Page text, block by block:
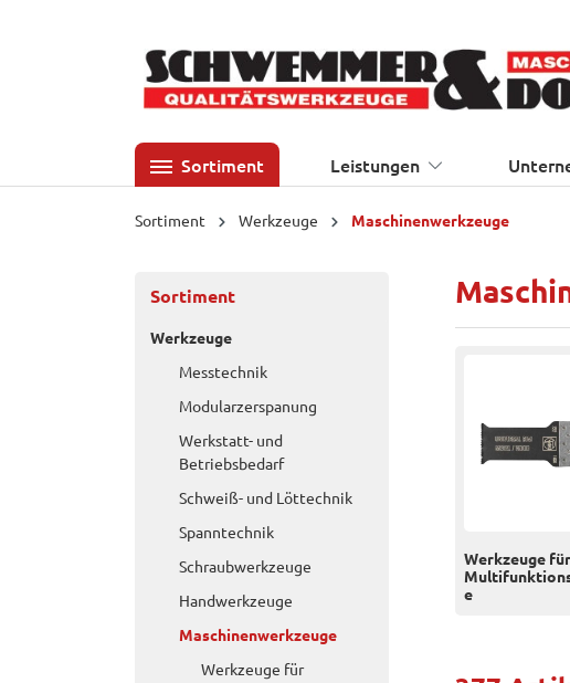
Sortiment Leistungen
Sortiment Werkzeuge Maschinenwerkzeuge
Sortiment
Werkzeuge
Messtechnik
Modularzerspanung
Werkstatt- und
Betriebsbedarf
Schweiß- und Löttechnik
Spanntechnik
Schraubwerkzeuge
Handwerkzeuge
Maschinenwerkzeuge
Werkzeuge für
Werkzeuge für
e